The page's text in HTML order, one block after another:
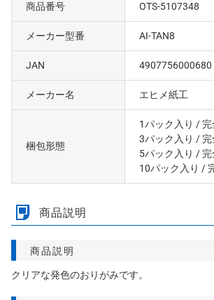
商品番号 OTS-5107348
メーカー型番 AI-TAN8
JAN 4907756000680
メーカー名 エヒメ紙工
梱包形態
1パック入り / 完
3パック入り / 完
5パック入り / 完
10パック入り /
商品説明
商品説明
クリアな発色のおりがみです。